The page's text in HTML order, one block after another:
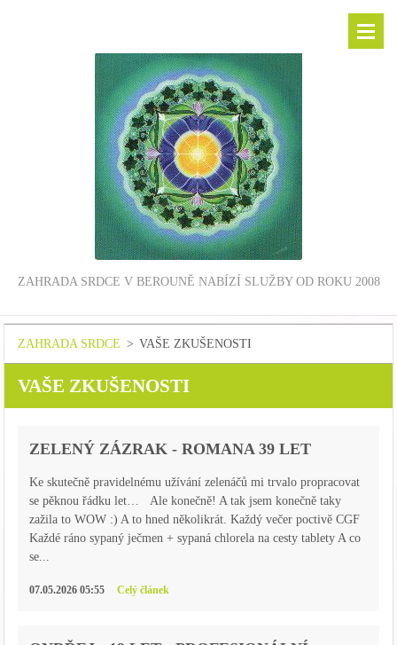
ZAHRADA SRDCE V BEROUNĚ NABÍZÍ SLUŽBY OD ROKU 2008
ZAHRADA SRDCE > VAŠE ZKUŠENOSTI
VAŠE ZKUŠENOSTI
ZELENÝ ZÁZRAK - ROMANA 39 LET
Ke skutečně pravidelnému užívání zelenáčů mi trvalo propracovat
se pěknou řádku let… Ale konečně! A tak jsem konečně taky
zažila to WOW :) A to hned několikrát. Každý večer poctivě CGF
Každé ráno sypaný ječmen + sypaná chlorela na cesty tablety A co
se...
07.05.2026 05:55 Celý článek